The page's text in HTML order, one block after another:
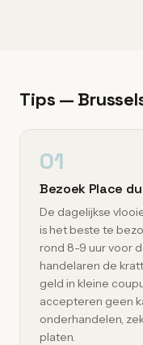
Tips —
01
Bezoek Place
De dagelijkse
is het beste te
rond 8-9 uur voor
handelaren de
geld in kleine
accepteren geen
onderhandelen,
platen.